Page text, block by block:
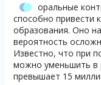
оральные
способно привести
образования. Оно
вероятность
Известно, что при
можно уменьшить в
превышает 15